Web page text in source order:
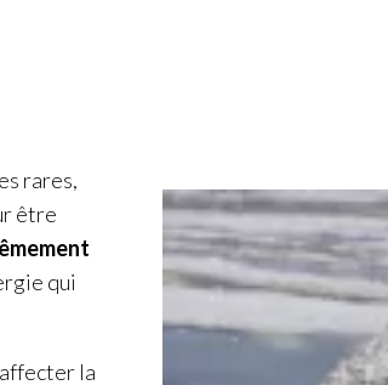
rares,
être
qui
la